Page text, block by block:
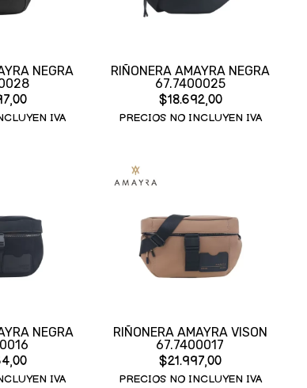
NEGRA
IVA
RIÑONERA AMAYRA NEGRA
67.7400025
$18.692,00
PRECIOS NO INCLUYEN IVA
NEGRA
IVA
RIÑONERA AMAYRA VISON
67.7400017
$21.997,00
PRECIOS NO INCLUYEN IVA